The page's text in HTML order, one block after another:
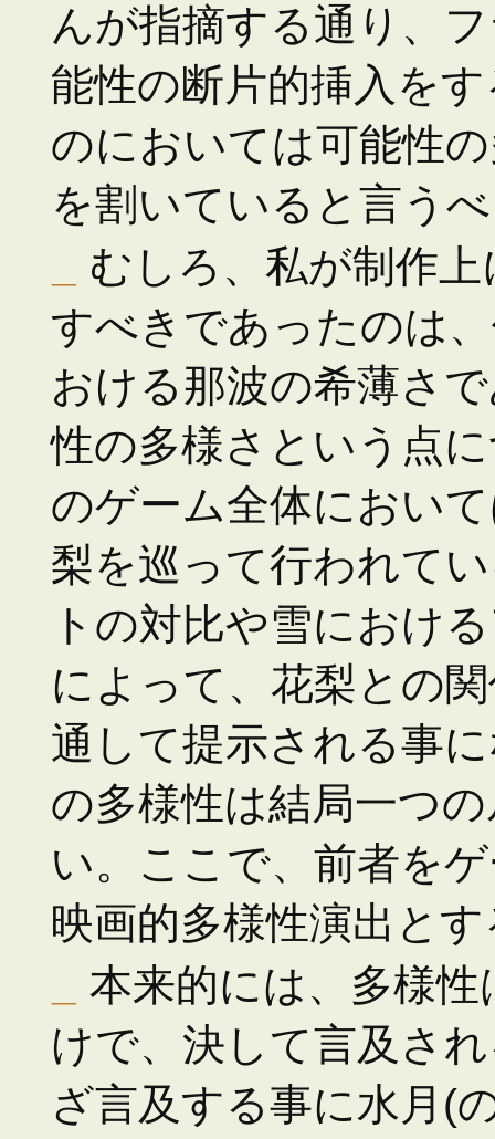
んが指摘する通り、
能性の断片的挿入を
のにおいては可能性
を割いていると言う
むしろ、私が制作
すべきであったのは
おける那波の希薄さ
性の多様さという点
のゲーム全体におい
梨を巡って行われて
トの対比や雪におけ
によって、花梨との
通して提示される事
の多様性は結局一つ
い。ここで、前者を
映画的多様性演出と
本来的には、多様
けで、決して言及さ
ざ言及する事に水月(